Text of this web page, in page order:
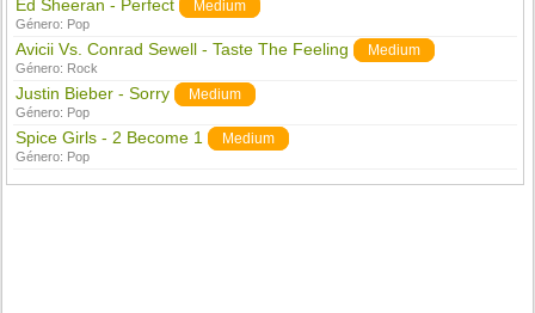
Ed Sheeran - Perfect Medium
Género: Pop
Avicii Vs. Conrad Sewell - Taste The Feeling Medium
Género: Rock
Justin Bieber - Sorry Medium
Género: Pop
Spice Girls - 2 Become 1 Medium
Género: Pop